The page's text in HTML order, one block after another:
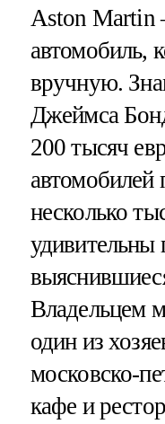
Aston Martin
автомобиль,
вручную.
Джеймса
200 тысяч
автомобилей
несколько
удивительны
Владельцем
один из
московско-
кафе и